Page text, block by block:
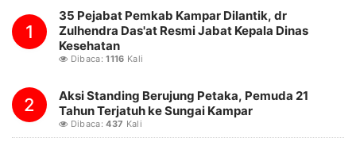
1
35 Pejabat Pemkab Kampar Dilantik, dr
Zulhendra Das'at Resmi Jabat Kepala Dinas
Kesehatan
Dibaca:1116 Kali
2
Aksi Standing Berujung Petaka, Pemuda 21
Tahun Terjatuh ke Sungai Kampar
Dibaca:437 Kali